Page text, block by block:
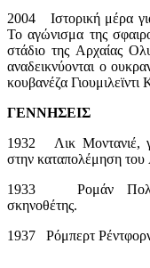
2004 Ιστορική μέρα
Το αγώνισμα της
στάδιο της Αρχαίας
αναδεικνύονται ο
κουβανέζα Γιουμιλεϊντι
ΓΕΝΝΗΣΕΙΣ
1932 Λικ Μοντανιέ,
στην καταπολέμηση
1933 Ρομάν
σκηνοθέτης.
1937 Ρόμπερτ